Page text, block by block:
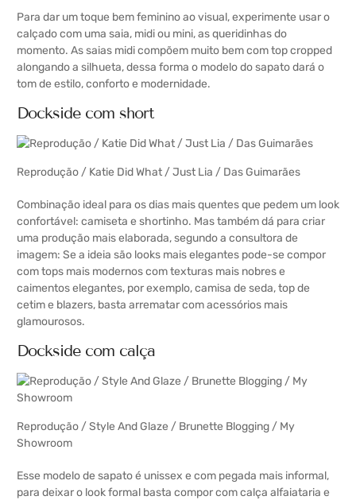
Para dar um toque bem feminino ao visual, experimente usar o
calçado com uma saia, midi ou mini, as queridinhas do
momento. As saias midi compõem muito bem com top cropped
alongando a silhueta, dessa forma o modelo do sapato dará o
tom de estilo, conforto e modernidade.
Dockside com short
Reprodução / Katie Did What /Just Lia / Das Guimarães
Combinação ideal para os dias mais quentes que pedem um look
confortável: camiseta e shortinho. Mas também dá para criar
uma produção mais elaborada, segundo a consultora de
imagem: Se a ideia são looks mais elegantes pode-se compor
com tops mais modernos com texturas mais nobres e
caimentos elegantes, por exemplo, camisa de seda, top de
cetim e blazers, basta arrematar com acessórios mais
glamourosos.
Dockside com calça
Reprodução /Style And Glaze / Brunette Blogging / My
Showroom
Esse modelo de sapato é unissex e com pegada mais informal,
para deixar o look formal basta compor com calça alfaiataria e